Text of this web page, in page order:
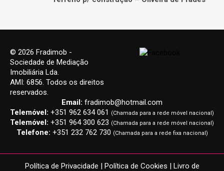
© 2026 Fradimob -
Sociedade de Mediação
Imobiliária Lda.
AMI: 6856. Todos os direitos
reservados.
Email: fradimob@hotmail.com
Telemóvel: +351 962 634 061 (Chamada para a rede móvel nacional)
Telemóvel: +351 964 300 623 (Chamada para a rede móvel nacional)
Telefone: +351 232 762 730 (Chamada para a rede fixa nacional)
Política de Privacidade | Política de Cookies | Livro de